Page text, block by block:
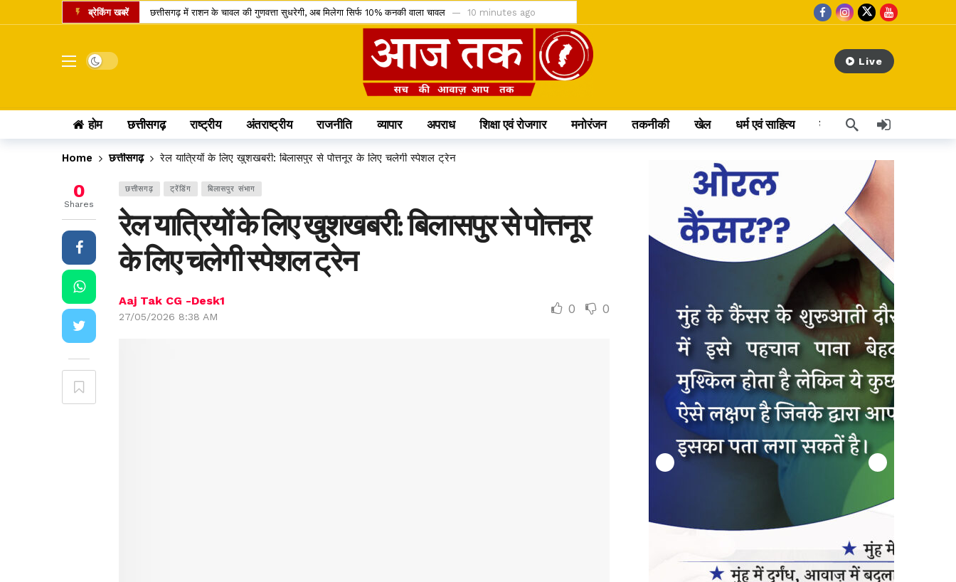
ब्रेकिंग खबरें छत्तीसगढ़ में राशन के चावल की गुणवत्ता सुधरेगी, अब मिलेगा सिर्फ 10% कनकी वाला चावल 10 minutes ago
रायपुर समेत कई जिलों में तेज बारिश की संभावना, IMD ने जारी किया ऑरेंज और येलो अलर्ट 22 minutes ago
डोंगरगढ़ BJP मंडल इकाई भंग, 5 कार्यकर्ता निष्कासित; अनुशासन पर बोले डिप्टी CM अरुण साव 27 minutes ago
केंद्र का बड़ा फैसला, CNG और PNG में बायोगैस ब्लेंडिंग को कैबिनेट की हरी झंडी 1 hour ago
UPI पेमेंट पर लगेगा चार्ज? लोकसभा में पास विधेयक के प्रमुख प्रावधान जानिए
अतीक अहमद का एक और चिराग बुझा, छोटे बेटे की मौत के बाद खत्म होने की कगार पर कुनबा 1 day ago
Dark mode Live
होम छत्तीसगढ़ राष्ट्रीय अंतराष्ट्रीय राजनीति व्यापार अपराध शिक्षा एवं रोजगार मनोरंजन तकनीकी खेल धर्म एवं साहित्य वेब स्टोरी अन्य खबर
Home छत्तीसगढ़ रेल यात्रियों के लिए खुशखबरी: बिलासपुर से पोत्तनूर के लिए चलेगी स्पेशल ट्रेन
छत्तीसगढ़ ट्रेंडिंग बिलासपुर संभाग
रेल यात्रियों के लिए खुशखबरी: बिलासपुर से पोत्तनूर
के लिए चलेगी स्पेशल ट्रेन
Aaj Tak CG -Desk1
27/05/2026 8:38 AM
0 0
0
Shares